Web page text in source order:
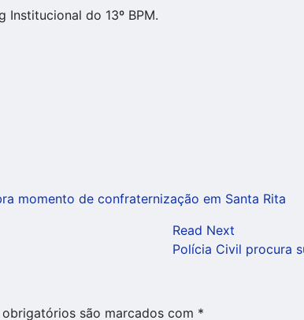
Institucional do 13º BPM.
momento de confraternização em Santa Rita
Read Next
Polícia Civil procura
obrigatórios são marcados com *